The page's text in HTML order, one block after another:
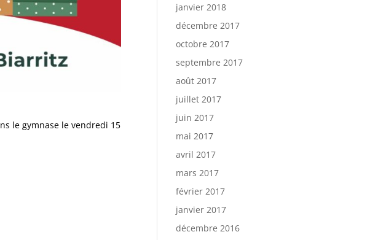
le gymnase le vendredi 15
janvier 2018
décembre 2017
octobre 2017
septembre 2017
août 2017
juillet 2017
juin 2017
mai 2017
avril 2017
mars 2017
février 2017
janvier 2017
décembre 2016